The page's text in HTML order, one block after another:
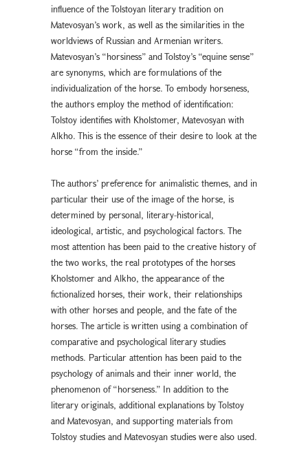
influence of the Tolstoyan literary tradition on
Matevosyan’s work, as well as the similarities in the
worldviews of Russian and Armenian writers.
Matevosyan’s “horsiness” and Tolstoy’s “equine sense”
are synonyms, which are formulations of the
individualization of the horse. To embody horseness,
the authors employ the method of identification:
Tolstoy identifies with Kholstomer, Matevosyan with
Alkho. This is the essence of their desire to look at the
horse “from the inside.”
The authors’ preference for animalistic themes, and in
particular their use of the image of the horse, is
determined by personal, literary-historical,
ideological, artistic, and psychological factors. The
most attention has been paid to the creative history of
the two works, the real prototypes of the horses
Kholstomer and Alkho, the appearance of the
fictionalized horses, their work, their relationships
with other horses and people, and the fate of the
horses. The article is written using a combination of
comparative and psychological literary studies
methods. Particular attention has been paid to the
psychology of animals and their inner world, the
phenomenon of “horseness.” In addition to the
literary originals, additional explanations by Tolstoy
and Matevosyan, and supporting materials from
Tolstoy studies and Matevosyan studies were also used.